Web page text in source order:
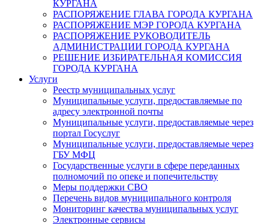
КУРГАНА
РАСПОРЯЖЕНИЕ ГЛАВА ГОРОДА КУРГАНА
РАСПОРЯЖЕНИЕ МЭР ГОРОДА КУРГАНА
РАСПОРЯЖЕНИЕ РУКОВОДИТЕЛЬ
АДМИНИСТРАЦИИ ГОРОДА КУРГАНА
РЕШЕНИЕ ИЗБИРАТЕЛЬНАЯ КОМИССИЯ
ГОРОДА КУРГАНА
Услуги
Реестр муниципальных услуг
Муниципальные услуги, предоставляемые по
адресу электронной почты
Муниципальные услуги, предоставляемые через
портал Госуслуг
Муниципальные услуги, предоставляемые через
ГБУ МФЦ
Государственные услуги в сфере переданных
полномочий по опеке и попечительству
Меры поддержки СВО
Перечень видов муниципального контроля
Мониторинг качества муниципальных услуг
Электронные сервисы